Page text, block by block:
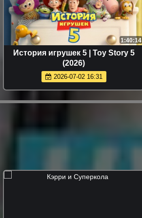
1:40:14
История игрушек 5 | Toy Story 5
(2026)
2026-07-02 16:31